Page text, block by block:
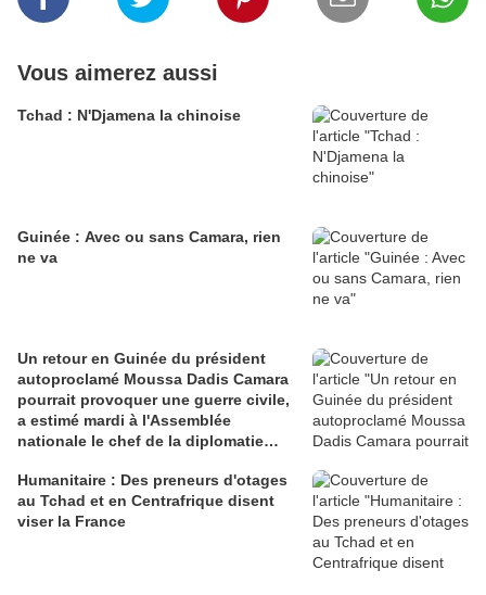
Vous aimerez aussi
Tchad : N'Djamena la chinoise
Guinée : Avec ou sans Camara, rien
ne va
Un retour en Guinée du président
autoproclamé Moussa Dadis Camara
pourrait provoquer une guerre civile,
a estimé mardi à l'Assemblée
nationale le chef de la diplomatie
Humanitaire : Des preneurs d'otages
au Tchad et en Centrafrique disent
viser la France